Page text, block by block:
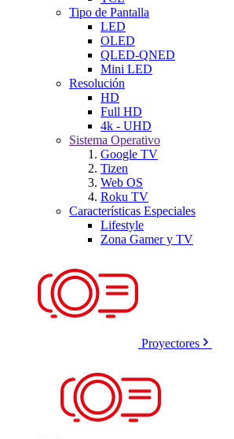
Tipo de Pantalla
LED
OLED
QLED-QNED
Mini LED
Resolución
HD
Full HD
4k - UHD
Sistema Operativo
Google TV
Tizen
Web OS
Roku TV
Características Especiales
Lifestyle
Zona Gamer y TV
Proyectores